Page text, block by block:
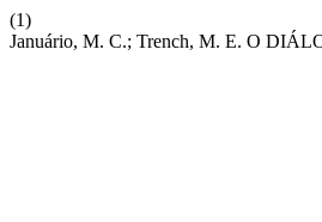
(1)
Januário, M. C.; Trench, M. E. O